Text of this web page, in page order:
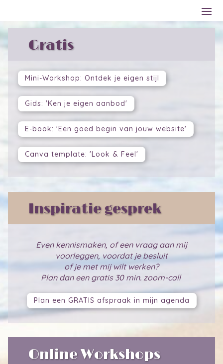
Gratis
Mini-Workshop: Ontdek je eigen stijl
Gids: 'Ken je eigen aanbod'
E-book: 'Een goed begin van jouw website'
Canva template: 'Look & Feel'
Inspiratie gesprek
Even kennismaken, of een vraag aan mij
voorleggen, voordat je besluit
of je met mij wilt werken?
Plan dan een gratis 30 min. zoom-call
Plan een GRATIS afspraak in mijn agenda
Online Workshops